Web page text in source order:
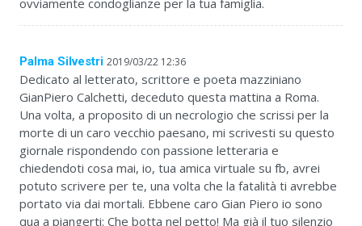
ovviamente condoglianze per la tua famiglia.
Palma Silvestri 2019/03/22 12:36
Dedicato al letterato, scrittore e poeta mazziniano
GianPiero Calchetti, deceduto questa mattina a Roma.
Una volta, a proposito di un necrologio che scrissi per la
morte di un caro vecchio paesano, mi scrivesti su questo
giornale rispondendo con passione letteraria e
chiedendoti cosa mai, io, tua amica virtuale su fb, avrei
potuto scrivere per te, una volta che la fatalità ti avrebbe
portato via dai mortali. Ebbene caro Gian Piero io sono
qua a piangerti: Che botta nel petto! Ma già il tuo silenzio